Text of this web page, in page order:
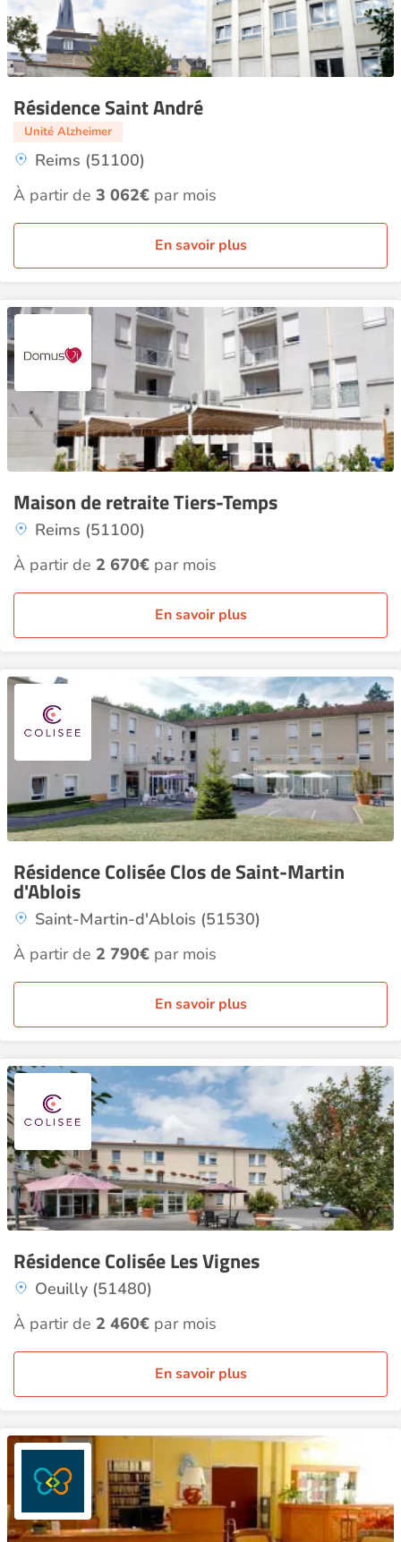
Résidence Saint André
Unité Alzheimer
Reims (51100)
À partir de 3 062€ par mois
En savoir plus
Maison de retraite Tiers-Temps
Reims (51100)
À partir de 2 670€ par mois
En savoir plus
Résidence Colisée Clos de Saint-Martin
d'Ablois
Saint-Martin-d'Ablois (51530)
À partir de 2 790€ par mois
En savoir plus
Résidence Colisée Les Vignes
Oeuilly (51480)
À partir de 2 460€ par mois
En savoir plus